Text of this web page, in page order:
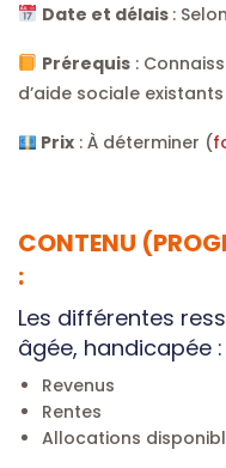
Date et délais :
Prérequis:
d’aide sociale existants
Prix: À déterminer (
CONTENU
:
Les différentes
âgée, handicapée :
Revenus
Rentes
Allocations